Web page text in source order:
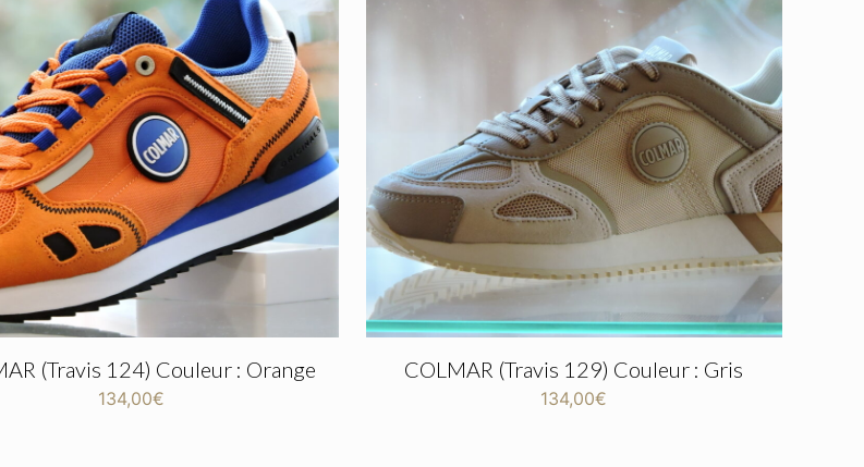
(Travis 124) Couleur : Orange
134,00€
COLMAR (Travis 129) Couleur : Gris
134,00€